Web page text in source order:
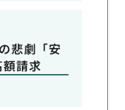
悲劇「安
請求